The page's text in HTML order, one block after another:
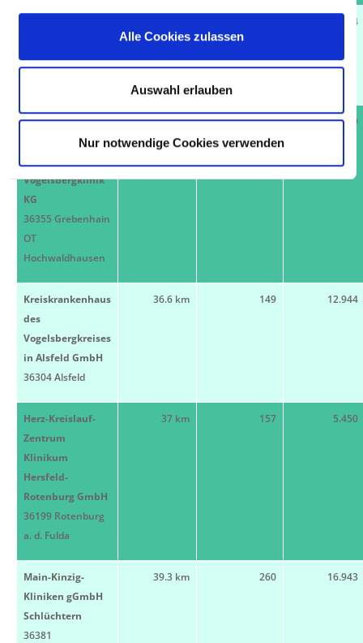
Alle Cookies zulassen
Auswahl erlauben
Nur notwendige Cookies verwenden
36199 Rotenburg
19.424
Dr. Ebel
Fachkliniken
Vogelsbergklinik
KG
36355 Grebenhain
OT
Hochwaldhausen
36.6 km 38 249
Kreiskrankenhaus
des
Vogelsbergkreises
in Alsfeld GmbH
36304 Alsfeld
36.6 km 149 12.944
Herz-Kreislauf-
Zentrum
Klinikum
Hersfeld-
Rotenburg GmbH
36199 Rotenburg
a. d. Fulda
37 km 157 5.450
Main-Kinzig-
Kliniken gGmbH
Schlüchtern
36381
39.3 km 260 16.943